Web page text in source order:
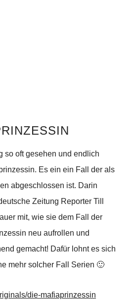
so oft gesehen und endlich
Es ein ein Fall der als
abgeschlossen ist. Darin
Zeitung Reporter Till
mit, wie sie dem Fall der
neu aufrollen und
gemacht! Dafür lohnt es sich
mehr solcher Fall Serien 🙂
die-mafiaprinzessin